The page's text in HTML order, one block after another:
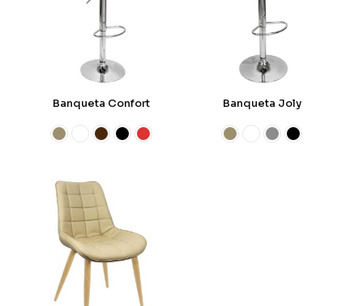
Banqueta Confort Banqueta Joly